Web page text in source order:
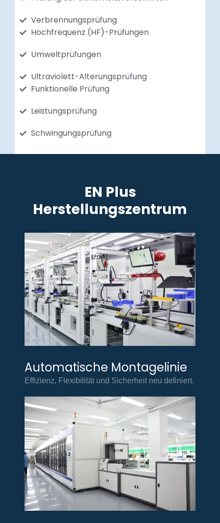
Verbrennungsprüfung
Hochfrequenz (HF)-Prüfungen
Umweltprüfungen
Ultraviolett-Alterungsprüfung
Funktionelle Prüfung
Leistungsprüfung
Schwingungsprüfung
EN Plus
Herstellungszentrum
Automatische Montagelinie
Effizienz, Flexibilität und Sicherheit neu definiert.